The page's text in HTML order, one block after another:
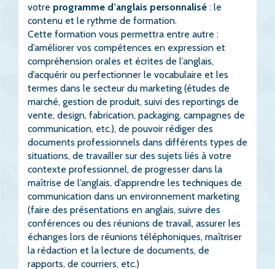
votre programme d’anglais personnalisé : le
contenu et le rythme de formation.
Cette formation vous permettra entre autre :
d’améliorer vos compétences en expression et
compréhension orales et écrites de l’anglais,
d’acquérir ou perfectionner le vocabulaire et les
termes dans le secteur du marketing (études de
marché, gestion de produit, suivi des reportings de
vente, design, fabrication, packaging, campagnes de
communication, etc.), de pouvoir rédiger des
documents professionnels dans différents types de
situations, de travailler sur des sujets liés à votre
contexte professionnel, de progresser dans la
maîtrise de l’anglais, d’apprendre les techniques de
communication dans un environnement marketing
(faire des présentations en anglais, suivre des
conférences ou des réunions de travail, assurer les
échanges lors de réunions téléphoniques, maîtriser
la rédaction et la lecture de documents, de
rapports, de courriers, etc.)